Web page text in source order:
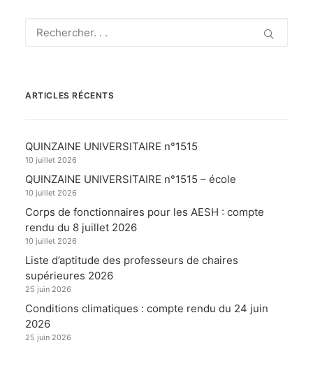
ARTICLES RÉCENTS
QUINZAINE UNIVERSITAIRE n°1515
10 juillet 2026
QUINZAINE UNIVERSITAIRE n°1515 – école
10 juillet 2026
Corps de fonctionnaires pour les AESH : compte
rendu du 8 juillet 2026
10 juillet 2026
Liste d’aptitude des professeurs de chaires
supérieures 2026
25 juin 2026
Conditions climatiques : compte rendu du 24 juin
2026
25 juin 2026